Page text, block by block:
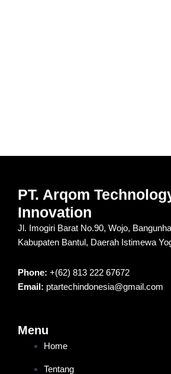
PT. Arqom
Innovation
Jl. Imogiri Barat No.90, Wojo,
Kabupaten Bantul, Daerah Istimewa
Phone: +(62) 813 222 67672
Email: ptartechindonesia@gmail.com
Menu
Home
Tentang